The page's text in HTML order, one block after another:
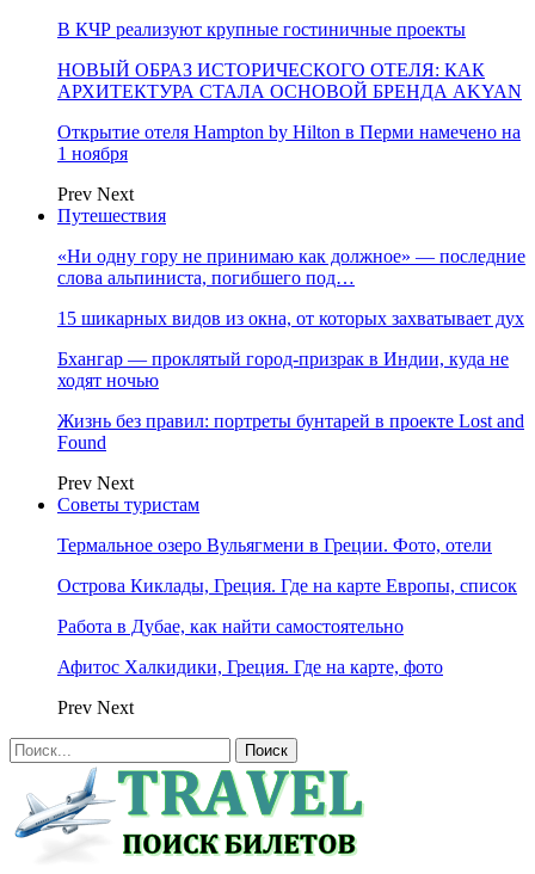
В КЧР реализуют крупные гостиничные проекты
НОВЫЙ ОБРАЗ ИСТОРИЧЕСКОГО ОТЕЛЯ: КАК
АРХИТЕКТУРА СТАЛА ОСНОВОЙ БРЕНДА AKYAN
Открытие отеля Hampton by Hilton в Перми намечено на
1 ноября
Prev Next
Путешествия
«Ни одну гору не принимаю как должное» — последние
слова альпиниста, погибшего под…
15 шикарных видов из окна, от которых захватывает дух
Бхангар — проклятый город-призрак в Индии, куда не
ходят ночью
Жизнь без правил: портреты бунтарей в проекте Lost and
Found
Prev Next
Советы туристам
Термальное озеро Вульягмени в Греции. Фото, отели
Острова Киклады, Греция. Где на карте Европы, список
Работа в Дубае, как найти самостоятельно
Афитос Халкидики, Греция. Где на карте, фото
Prev Next